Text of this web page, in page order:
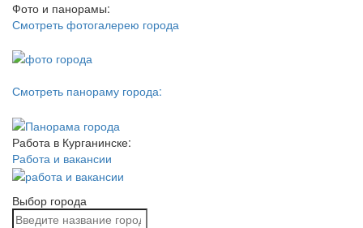
Фото и панорамы:
Смотреть фотогалерею города
Смотреть панораму города:
Работа в Курганинске:
Работа и вакансии
Выбор города